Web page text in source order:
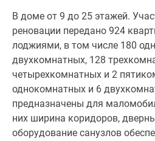
колясками
и
маломобильных
групп
населения.
Во
дворе
размещаются
В доме от 9 до 25 этажей.
реновации передано 924
лоджиями, в том числе 180
двухкомнатных, 128
четырехкомнатных и 2
однокомнатных и 6
предназначены для
них ширина коридоров,
оборудование санузлов